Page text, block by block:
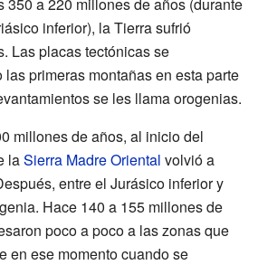
inferior), la Tierra sufrió
Las placas tectónicas se
las primeras montañas en esta parte
se les llama orogenias.
millones de años, al inicio del
laSierra Madre Oriental volvió a
entre el Jurásico inferior y
Hace 140 a 155 millones de
poco a poco a las zonas que
en ese momento cuando se